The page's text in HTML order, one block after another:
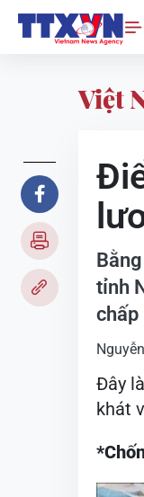
Việt
tỉnh
chấp
Đây
khát